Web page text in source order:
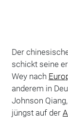
Der
schickt seine
Wey nach
anderem in
Johnson
jüngst auf der